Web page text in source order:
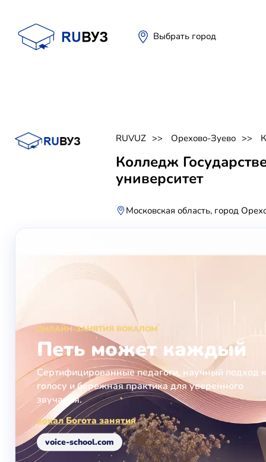
Выбрать город
RUVUZ Орехово-Зуево
Колледж
университет
Московская область, город
ОНЛАЙН-ЗАНЯТИЯ ВОКАЛОМ
Петь может каждый
Сертифицированные педагоги, научный подход к
голосу и бережная практика для уверенного
звучания.
вокал Богота занятия
voice-school.com